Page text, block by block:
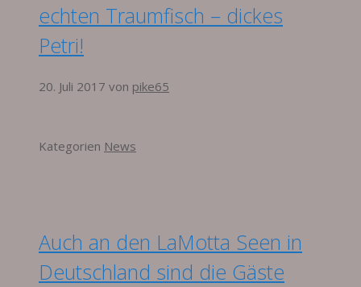
echten Traumfisch – dickes
Petri!
20. Juli 2017 von pike65
Kategorien News
Auch an den LaMotta Seen in
Deutschland sind die Gäste